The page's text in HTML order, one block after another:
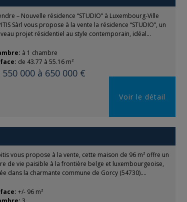
– Nouvelle résidence “STUDIO” à Luxembourg-Ville
Sàrl vous propose à la vente la résidence “STUDIO”, un
projet résidentiel au style contemporain, idéal...
à 1 chambre
de 43.77 à 55.16 m²
550 000 à 650 000 €
Voir le détail
vous propose à la vente, cette maison de 96 m² offre un
de vie paisible à la frontière belge et luxembourgeoise,
dans la charmante commune de Gorcy (54730)....
+/- 96 m²